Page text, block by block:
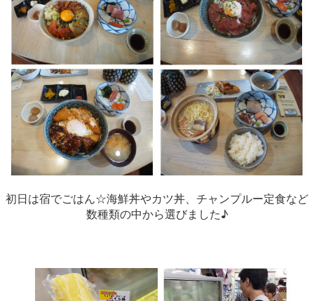
初日は宿でごはん☆海鮮丼やカツ丼、チャンプルー定食など
数種類の中から選びました♪